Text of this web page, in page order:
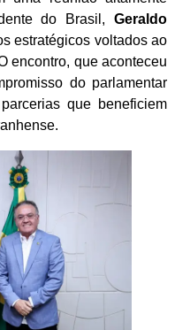
do Brasil, Geraldo
estratégicos voltados ao
encontro, que aconteceu
do parlamentar
que beneficiem